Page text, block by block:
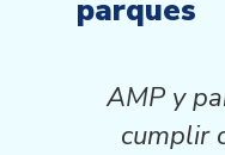
parques
AMP y
cumplir